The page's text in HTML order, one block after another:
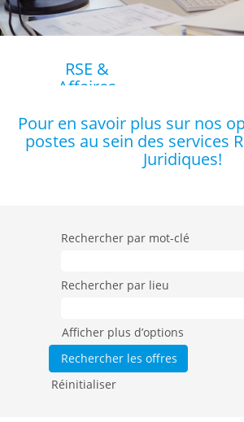
RSE &
Affaires
Les activités de
environnementale
(Responsabilité
Sociétale des
Entreprises) est la
contribution des
Pour en savoir plus sur nos
postes au sein des services
Juridiques!
Rechercher par mot-clé
Rechercher par lieu
Afficher plus d’options
Réinitialiser